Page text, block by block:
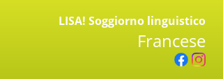
LISA! Soggiorno linguistico
Francese